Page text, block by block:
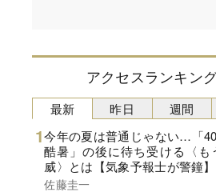
アクセスランキン
最新
今年の夏は普通じゃない…「
酷暑」の後に待ち受ける〈も
威〉とは【気象予報士が警鐘】
佐藤圭一
昨日 週間